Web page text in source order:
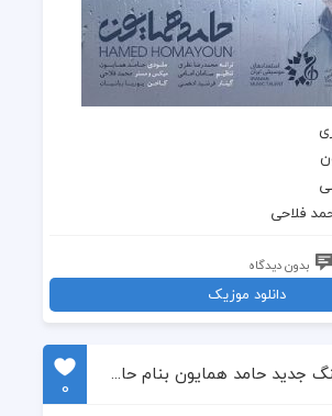
فلاحی
بدون دیدگاه
دانلود موزیک
دانلود آهنگ جدید حامد همایون بنام حاکم احساس
0